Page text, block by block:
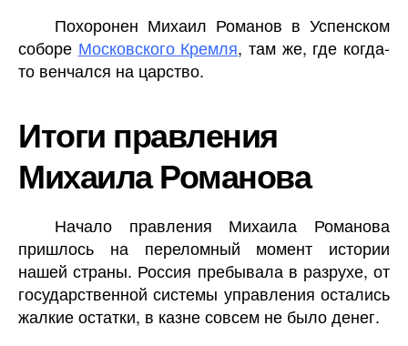
Похоронен Михаил Романов в Успенском
соборе Московского Кремля, там же, где когда-
то венчался на царство.
Итоги правления
Михаила Романова
Начало правления Михаила Романова
пришлось на переломный момент истории
нашей страны. Россия пребывала в разрухе, от
государственной системы управления остались
жалкие остатки, в казне совсем не было денег.